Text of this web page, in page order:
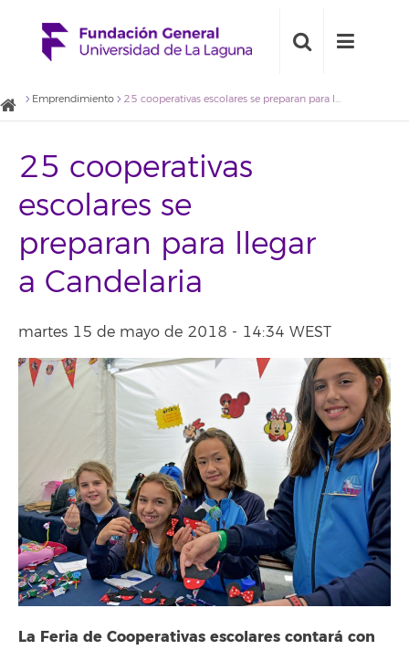
Emprendimiento 25 cooperativas escolares se preparan para llegar a Candelaria
25 cooperativas
escolares se
preparan para llegar
a Candelaria
martes 15 de mayo de 2018 - 14:34 WEST
La Feria de Cooperativas escolares contará con